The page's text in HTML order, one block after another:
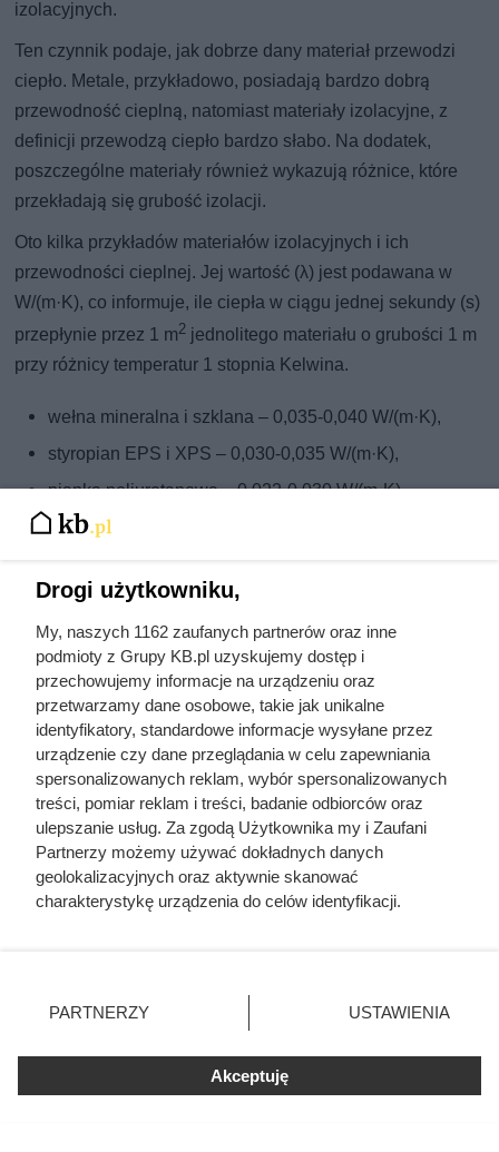
izolacyjnych.
Ten czynnik podaje, jak dobrze dany materiał przewodzi
ciepło. Metale, przykładowo, posiadają bardzo dobrą
przewodność cieplną, natomiast materiały izolacyjne, z
definicji przewodzą ciepło bardzo słabo. Na dodatek,
poszczególne materiały również wykazują różnice, które
przekładają się grubość izolacji.
Oto kilka przykładów materiałów izolacyjnych i ich
przewodności cieplnej. Jej wartość (λ) jest podawana w
W/(m·K), co informuje, ile ciepła w ciągu jednej sekundy (s)
przepłynie przez 1 m2 jednolitego materiału o grubości 1 m
przy różnicy temperatur 1 stopnia Kelwina.
wełna mineralna i szklana – 0,035-0,040 W/(m·K),
styropian EPS i XPS – 0,030-0,035 W/(m·K),
pianka poliuretanowa – 0,022-0,030 W/(m·K),
płyty z włókien drzewnych – 0,040-0,050 W/(m·K).
Obowiązuje ogólna zasada: im mniejsza wartość
Przykładowe grubości izolacji i
zjawisko malejących korzyści
Znając wartość przewodności cieplnej można obliczyć,
jaką grubość powinna posiadać izolacja, aby wypełnić
wymagania warunków technicznych. Dla różnych
materiałów grubości są następujące:
ściana zewnętrzna
poliuretan: 8-10 cm,
wełna mineralna: 18-20 cm,
Drogi użytkowniku,
My, naszych 1162 zaufanych partnerów oraz inne
podmioty z Grupy KB.pl uzyskujemy dostęp i
przechowujemy informacje na urządzeniu oraz
przetwarzamy dane osobowe, takie jak unikalne
identyfikatory, standardowe informacje wysyłane przez
urządzenie czy dane przeglądania w celu zapewniania
spersonalizowanych reklam, wybór spersonalizowanych
treści, pomiar reklam i treści, badanie odbiorców oraz
ulepszanie usług. Za zgodą Użytkownika my i Zaufani
Partnerzy możemy używać dokładnych danych
geolokalizacyjnych oraz aktywnie skanować
charakterystykę urządzenia do celów identyfikacji.
zmienić/wycofać klikając przycisk ustawień prywatności
znajdujący się w lewym dolnym rogu strony. Niektóre
użytkownika, ale masz prawo sprzeciwić się takiemu
przetwarzaniu. Preferencje będą miały zastosowania tylko
PARTNERZY USTAWIENIA
Akceptuję